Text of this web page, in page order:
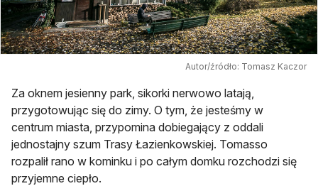
Autor/źródło: Tomasz Kaczor
Za oknem jesienny park, sikorki nerwowo latają,
przygotowując się do zimy. O tym, że jesteśmy w
centrum miasta, przypomina dobiegający z oddali
jednostajny szum Trasy Łazienkowskiej. Tomasso
rozpalił rano w kominku i po całym domku rozchodzi się
przyjemne ciepło.